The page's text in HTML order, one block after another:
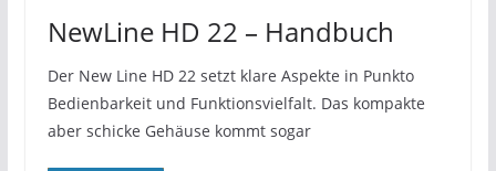
NewLine HD 22 – Handbuch
Der New Line HD 22 setzt klare Aspekte in Punkto
Bedienbarkeit und Funktionsvielfalt. Das kompakte
aber schicke Gehäuse kommt sogar